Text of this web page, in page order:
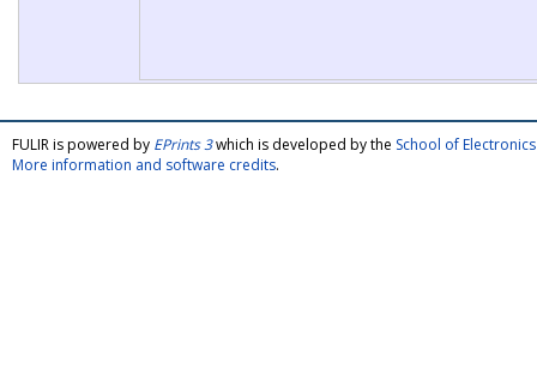
FULIR is powered by EPrints 3which is developed by the School of
More information and software credits.